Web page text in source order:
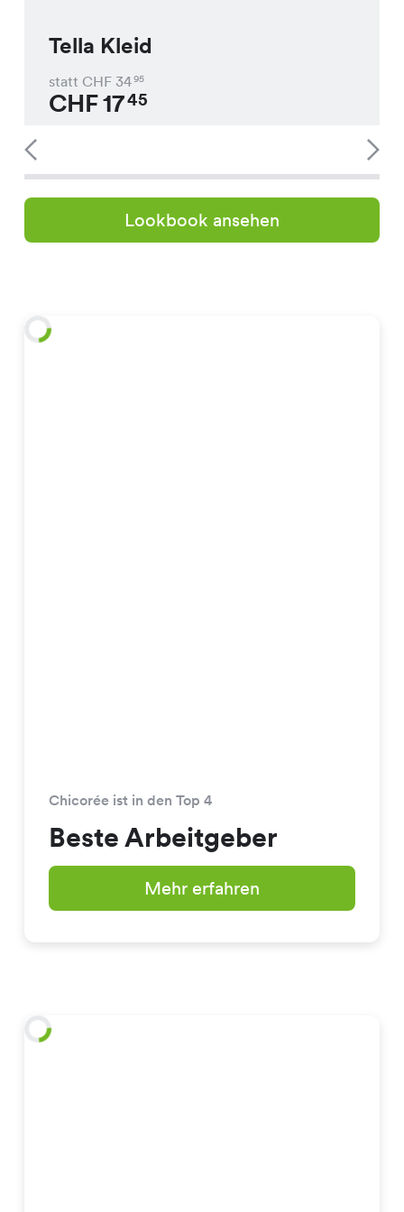
Tella Kleid
statt CHF 3495
CHF1745
Lookbook ansehen
Chicorée ist in den Top 4
Beste Arbeitgeber
Mehr erfahren